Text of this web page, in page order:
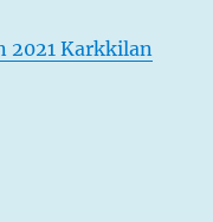
2021 Karkkilan